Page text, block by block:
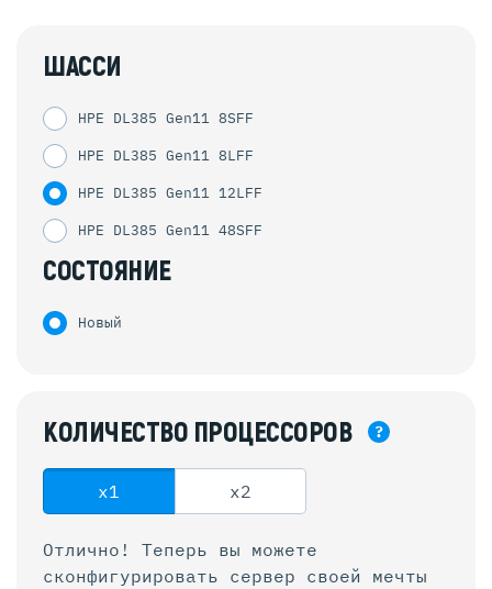
ШАССИ
HPE DL385 Gen11 8SFF
HPE DL385 Gen11 8LFF
HPE DL385 Gen11 12LFF
HPE DL385 Gen11 48SFF
СОСТОЯНИЕ
Новый
КОЛИЧЕСТВО ПРОЦЕССОРОВ ?
x1 x2
Отлично! Теперь вы можете
сконфигурировать сервер своей мечты